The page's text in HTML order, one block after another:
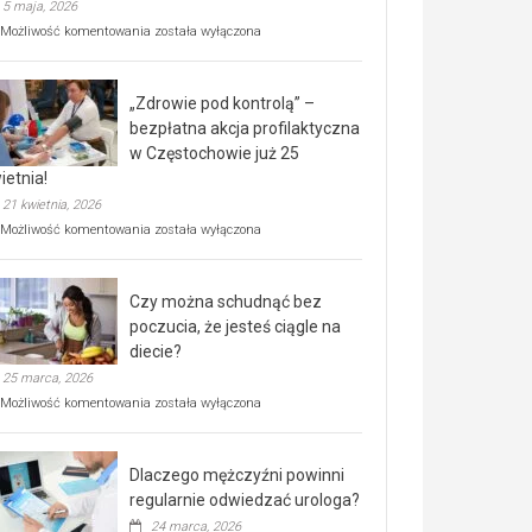
5 maja, 2026
Możliwość komentowania Rusza
rehabilitacji
dla
seniorów!
została wyłączona
„Zdrowie pod kontrolą” –
bezpłatna akcja profilaktyczna
w Częstochowie już 25
21 kwietnia, 2026
Możliwość komentowania „Zdrowie
bezpłatna
akcja
profilaktyczna
w
już
kwietnia!
została wyłączona
Czy można schudnąć bez
poczucia, że jesteś ciągle na
diecie?
25 marca, 2026
Możliwość komentowania Czy
poczucia,
że
została wyłączona
Dlaczego mężczyźni powinni
regularnie odwiedzać urologa?
24 marca, 2026